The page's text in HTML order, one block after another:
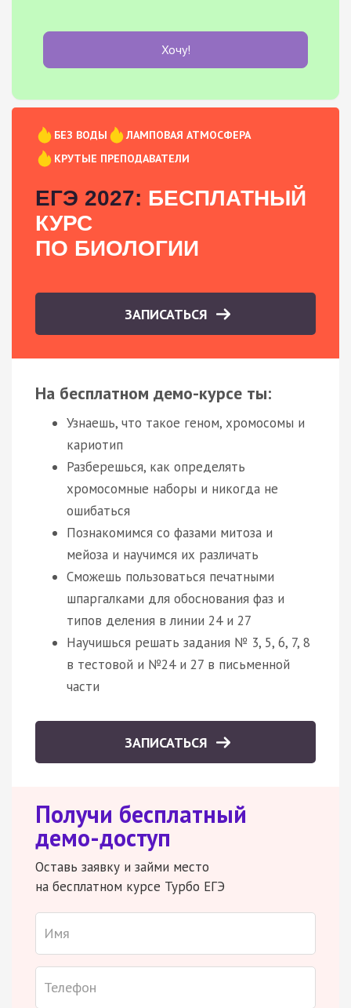
Хочу!
БЕЗ ВОДЫ
ЛАМПОВАЯ АТМОСФЕРА
КРУТЫЕ ПРЕПОДАВАТЕЛИ
ЕГЭ 2027: БЕСПЛАТНЫЙ
КУРС
ПО БИОЛОГИИ
ЗАПИСАТЬСЯ
На бесплатном демо-курсе ты:
Узнаешь, что такое геном, хромосомы и
кариотип
Разберешься, как определять
хромосомные наборы и никогда не
ошибаться
Познакомимся со фазами митоза и
мейоза и научимся их различать
Сможешь пользоваться печатными
шпаргалками для обоснования фаз и
типов деления в линии 24 и 27
Научишься решать задания № 3, 5, 6, 7, 8
в тестовой и №24 и 27 в письменной
части
ЗАПИСАТЬСЯ
Получи бесплатный
демо-доступ
Оставь заявку и займи место
на бесплатном курсе Турбо ЕГЭ